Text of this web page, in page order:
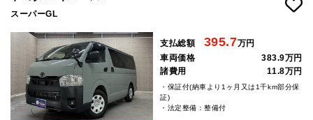
スーパーGL
支払総額 395.7万円
車両価格
383.9万円
諸費用
11.8万円
・保証付(納車より1ヶ月又は1千km部分保
証)
・法定整備：整備付